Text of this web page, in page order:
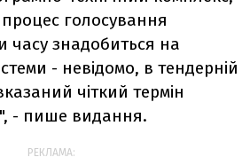
голосування
часу знадобиться на
- невідомо, в тендерній
чіткий термін
- пише видання.
РЕКЛАМА: